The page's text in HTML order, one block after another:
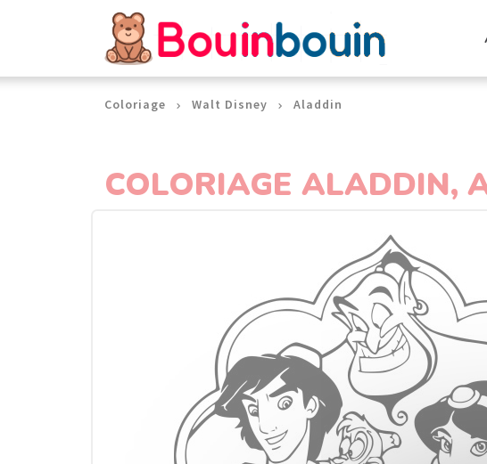
Coloriage Walt Disney Aladdin
COLORIAGE ALADDIN,
Panneau de gestion des cookies